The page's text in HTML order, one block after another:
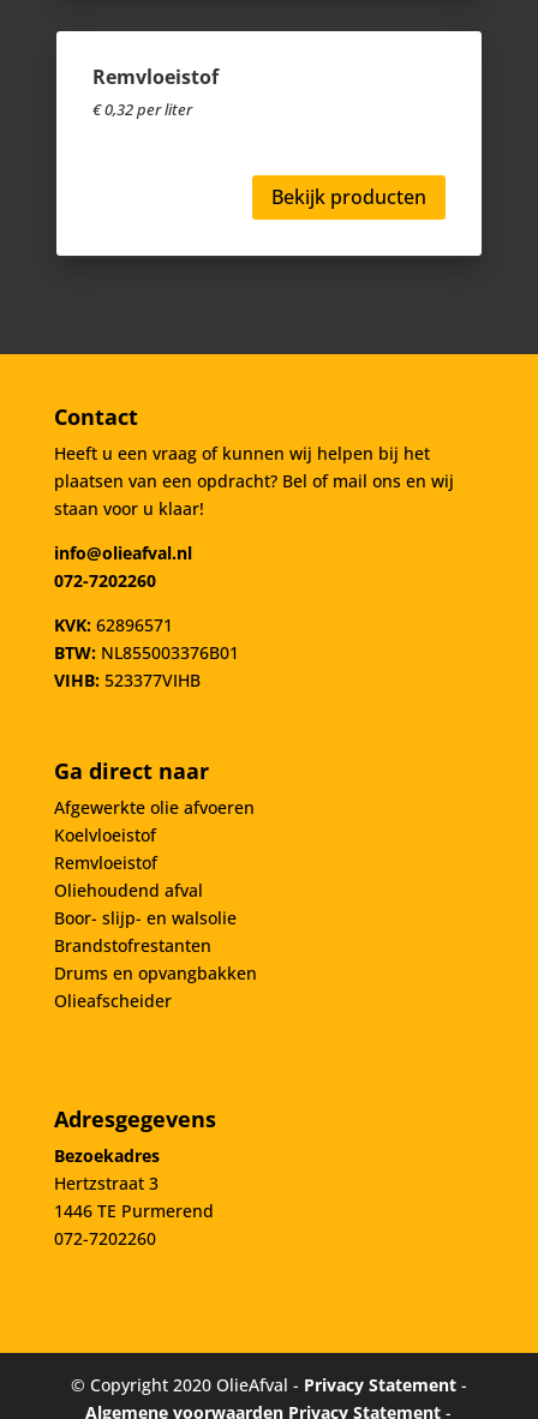
Remvloeistof
€ 0,32 per liter
Bekijk producten
Contact
Heeft u een vraag of kunnen wij helpen bij het
plaatsen van een opdracht? Bel of mail ons en wij
staan voor u klaar!
info@olieafval.nl
072-7202260
KVK: 62896571
BTW: NL855003376B01
VIHB:523377VIHB
Ga direct naar
Afgewerkte olie afvoeren
Koelvloeistof
Remvloeistof
Oliehoudend afval
Boor- slijp- en walsolie
Brandstofrestanten
Drums en opvangbakken
Olieafscheider
Adresgegevens
Bezoekadres
Hertzstraat 3
1446 TE Purmerend
072-7202260
© Copyright 2020 OlieAfval - Privacy Statement-
Algemene voorwaarden Privacy Statement -